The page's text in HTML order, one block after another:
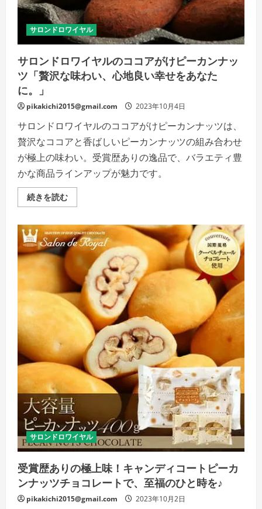
を、
新
し
い
楽
み
方
で。」
の
を
覧
く
だ
い
サロンドロワイヤル
サロンドロワイヤルのココアがけピーカンナッ
ツ「贅沢な味わい、心地良い幸せをあなた
に。」
pikakichi2015@gmail.com 2023年10月4日
サロンドロワイヤルのココアがけピーカンナッツは、
贅沢なココアと香ばしいピーカンナッツの組み合わせ
が極上の味わい。受賞歴ありの逸品で、バラエティ豊
かな商品ラインアップが魅力です。
続きを読むサ
ロ
ロ
ワ
イ
ヤ
コ
コ
ア
が
け
ピ
ー
カ
ナ
ッ
ツ
「贅
な
味
わ
い、
心
地
良
い
せ
を
あ
な
た
サロンドロワイヤル
受賞歴ありの極上味！キャンディコートピーカ
ンナッツチョコレートで、至福のひと時を♪
pikakichi2015@gmail.com 2023年10月2日